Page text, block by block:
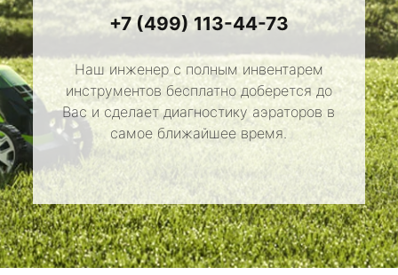
+7 (499) 113-44-73
Наш инженер с полным инвентарем
инструментов бесплатно доберется до
Вас и сделает диагностику аэраторов в
самое ближайшее время.